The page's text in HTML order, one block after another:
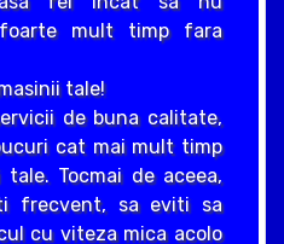
mult timp fara
tale!
de buna calitate,
cat mai mult timp
Tocmai de aceea,
frecvent, sa eviti sa
cu viteza mica acolo